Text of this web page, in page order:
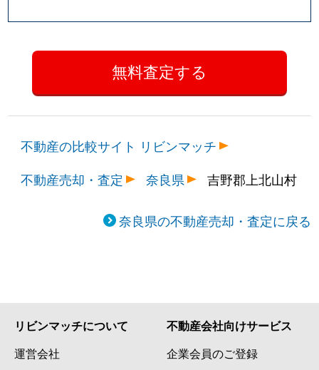
不動産の比較サイト リビンマッチ
不動産売却・査定
奈良県 吉野郡上北山村
奈良県の不動産売却・査定に戻る
リビンマッチについて
運営会社
不動産会社向けサービス
企業会員のご登録